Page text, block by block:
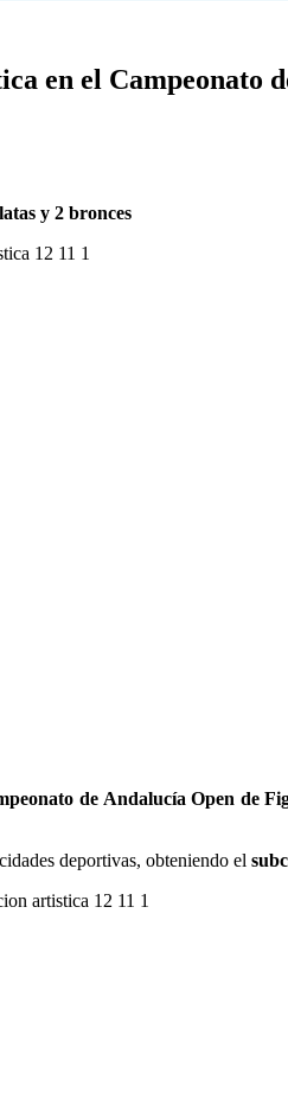
en el
y 2 bronces
de Andalucía Open de
deportivas, obteniendo el